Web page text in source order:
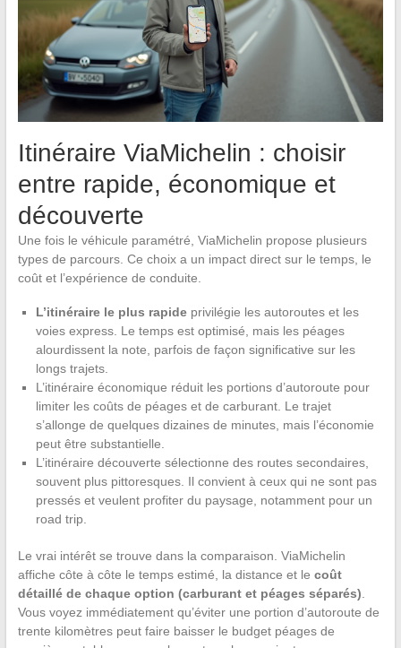
Itinéraire ViaMichelin : choisir
entre rapide, économique et
découverte
Une fois le véhicule paramétré, ViaMichelin propose plusieurs
types de parcours. Ce choix a un impact direct sur le temps, le
coût et l’expérience de conduite.
L’itinéraire le plus rapideprivilégie les autoroutes et les
voies express. Le temps est optimisé, mais les péages
alourdissent la note, parfois de façon significative sur les
longs trajets.
L’itinéraire économique réduit les portions d’autoroute pour
limiter les coûts de péages et de carburant. Le trajet
s’allonge de quelques dizaines de minutes, mais l’économie
peut être substantielle.
L’itinéraire découverte sélectionne des routes secondaires,
souvent plus pittoresques. Il convient à ceux qui ne sont pas
pressés et veulent profiter du paysage, notamment pour un
road trip.
Le vrai intérêt se trouve dans la comparaison. ViaMichelin
affiche côte à côte le temps estimé, la distance et le coût
détaillé de chaque option (carburant et péages séparés)
Vous voyez immédiatement qu’éviter une portion d’autoroute de
trente kilomètres peut faire baisser le budget péages de